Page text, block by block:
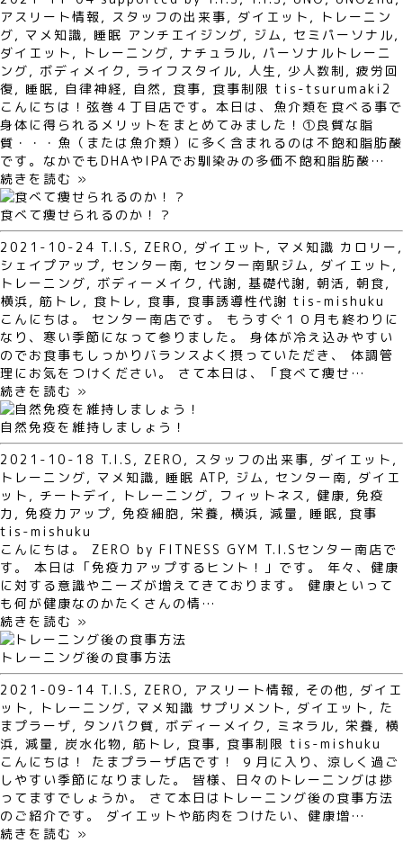
アスリート情報 , スタッフの出来事, ダイエット ,
トレーニン
グ, マメ知識, 睡眠 アンチエイジング, ジム , セミパーソナル,
ダイエット , トレーニング, ナチュラル, パーソナルトレーニ
ング, ボディメイク , ライフスタイル, 人生 , 少人数制 , 疲労回
復, 睡眠, 自律神経, 自然 , 食事, 食事制限 tis-tsurumaki2
こんにちは！弦巻４丁目店です。本日は、魚介類を食べる事で
身体に得られるメリットをまとめてみました！①良質な脂
質・・・魚（または魚介類）に多く含まれるのは不飽和脂肪酸
です。なかでもDHAやIPAでお馴染みの多価不飽和脂肪酸…
続きを読む »
食べて痩せられるのか！？
2021-10-24 T.I.S , ZERO , ダイエット , マメ知識 カロリー ,
シェイプアップ, センター南, センター南駅ジム , ダイエット ,
トレーニング, ボディーメイク , 代謝, 基礎代謝, 朝活 , 朝食,
横浜, 筋トレ , 食トレ , 食事, 食事誘導性代謝 tis-mishuku
こんにちは。 センター南店です。 もうすぐ１０月も終わりに
なり、寒い季節になって参りました。 身体が冷え込みやすい
のでお食事もしっかりバランスよく摂っていただき、 体調管
理にお気をつけください。 さて本日は、「食べて痩せ…
続きを読む »
自然免疫を維持しましょう！
2021-10-18 T.I.S , ZERO , スタッフの出来事, ダイエット ,
トレーニング, マメ知識, 睡眠 ATP, ジム , センター南, ダイエ
ット , チートデイ , トレーニング, フィットネス , 健康, 免疫
力 , 免疫力アップ, 免疫細胞, 栄養, 横浜, 減量 , 睡眠, 食事
tis-mishuku
こんにちは。 ZERO by FITNESS GYM T.I.Sセンター南店で
す。 本日は「免疫力アップするヒント！」です。 年々、健康
に対する意識やニーズが増えてきております。 健康といって
も何が健康なのかたくさんの情…
続きを読む »
トレーニング後の食事方法
2021-09-14 T.I.S , ZERO , アスリート情報 , その他, ダイエ
ット , トレーニング, マメ知識 サプリメント , ダイエット , た
まプラーザ, タンパク質, ボディーメイク , ミネラル, 栄養, 横
浜, 減量 , 炭水化物, 筋トレ , 食事, 食事制限 tis-mishuku
こんにちは！ たまプラーザ店です！ ９月に入り、涼しく過ご
しやすい季節になりました。 皆様、日々のトレーニングは捗
ってますでしょうか。 さて本日はトレーニング後の食事方法
のご紹介です。 ダイエットや筋肉をつけたい、健康増…
続きを読む »